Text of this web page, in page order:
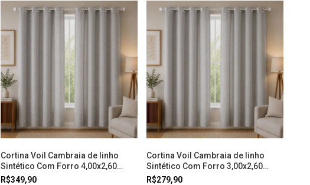
Cortina Voil Cambraia de linho
Sintético Com Forro 4,00x2,60
Cinza Doural
R$349,90
Cortina Voil Cambraia de linho
Sintético Com Forro 3,00x2,60
Cinza Doural
R$279,90